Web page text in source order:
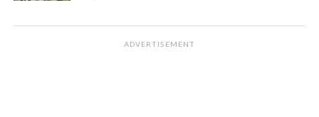
ADVERTISEMENT